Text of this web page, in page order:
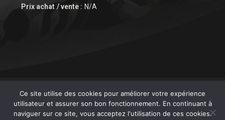
Prix achat / vente : N/A
Ce site utilise des cookies pour améliorer votre expérience
utilisateur et assurer son bon fonctionnement. En continuant à
naviguer sur ce site, vous acceptez l'utilisation de ces cookies.